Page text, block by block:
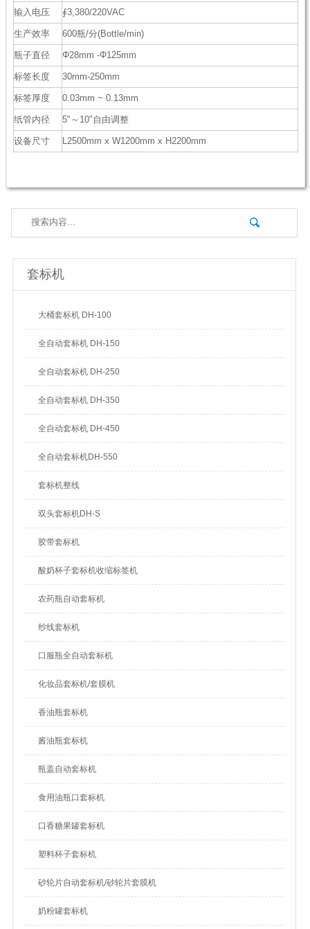
输入电压 ∮3,380/220VAC
生产效率 600瓶/分(Bottle/min)
瓶子直径 Φ28mm -Φ125mm
标签长度 30mm-250mm
标签厚度 0.03mm ~ 0.13mm
纸管内径 5"～10"自由调整
设备尺寸 L2500mm x W1200mm x H2200mm
套标机
大桶套标机 DH-100
全自动套标机 DH-150
全自动套标机 DH-250
全自动套标机 DH-350
全自动套标机 DH-450
全自动套标机DH-550
套标机整线
双头套标机DH-S
胶带套标机
酸奶杯子套标机收缩标签机
农药瓶自动套标机
纱线套标机
口服瓶全自动套标机
化妆品套标机/套膜机
香油瓶套标机
酱油瓶套标机
瓶盖自动套标机
食用油瓶口套标机
口香糖果罐套标机
塑料杯子套标机
砂轮片自动套标机/砂轮片套膜机
奶粉罐套标机